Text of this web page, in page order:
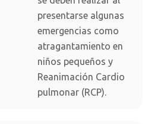
presentarse algunas
emergencias como
atragantamiento en
niños pequeños y
Reanimación Cardio
pulmonar (RCP).